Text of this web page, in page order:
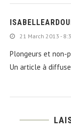
21 March 2013 -
Plongeurs et non-
Un article à